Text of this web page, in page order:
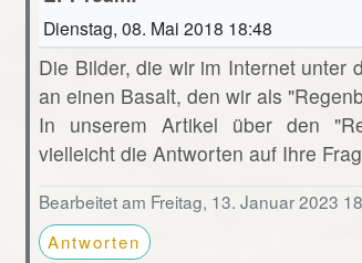
Dienstag, 08. Mai 2018 18:48
Die Bilder, die wir im Internet unter
an einen Basalt, den wir als
In unserem Artikel über den
vielleicht die Antworten auf Ihre
Bearbeitet am Freitag, 13. Januar 2023
Antworten